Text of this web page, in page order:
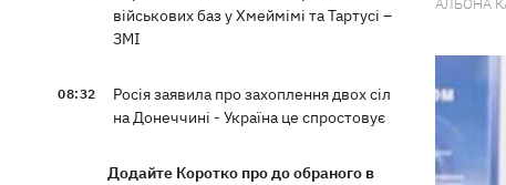
військових баз у Хмеймімі та Тартусі –
ЗМІ
08:32
Росія заявила про захоплення двох сіл
на Донеччині - Україна це спростовує
Додайте Коротко про до обраного в
АЛЬОНА